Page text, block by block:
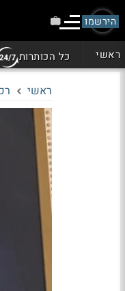
הירשמו
ראשי כל הכותרות
ראשי